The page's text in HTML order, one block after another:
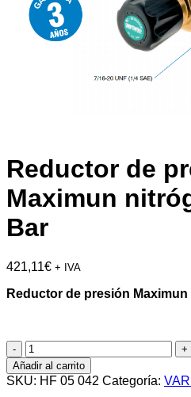
Reductor de
Maximun
Bar
421,11€ + IVA
Reductor de presión
Reductor
de
presión
Maximun
Añadir al carrito
SKU: HF 05 042 Categoría: